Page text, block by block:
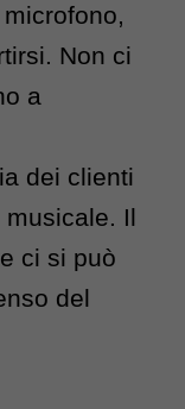
Non ci
a
dei clienti
Il
ci si può
del